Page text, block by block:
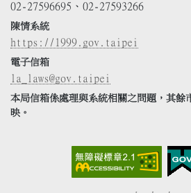
02-27596695、02-27593266
陳情系統
https://1999.gov.taipei
電子信箱
la_laws@gov.taipei
本局信箱係處理與系統相關之問題，其餘
映。